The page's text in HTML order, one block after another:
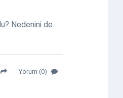
Nedenini de
Yorum (0)